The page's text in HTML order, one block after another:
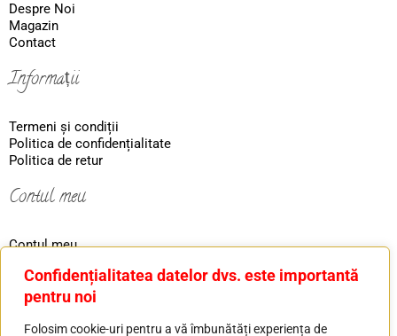
Confidențialitatea datelor dvs. este importantă
pentru noi
Folosim cookie-uri pentru a vă îmbunătăți experiența de
Despre Noi
Magazin
Contact
Informații
Termeni și condiții
Politica de confidențialitate
Politica de retur
Contul meu
Contul meu
Ordin
Contact